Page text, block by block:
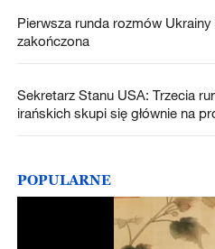
Pierwsza runda rozmów Ukrainy
zakończona
Sekretarz Stanu USA: Trzecia
irańskich skupi się głównie na
POPULARNE